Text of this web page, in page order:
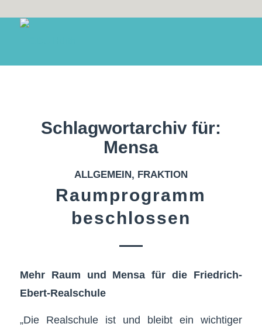
Schlagwortarchiv für:
Mensa
ALLGEMEIN, FRAKTION
Raumprogramm
beschlossen
Mehr Raum und Mensa für die Friedrich-
Ebert-Realschule
„Die Realschule ist und bleibt ein wichtiger